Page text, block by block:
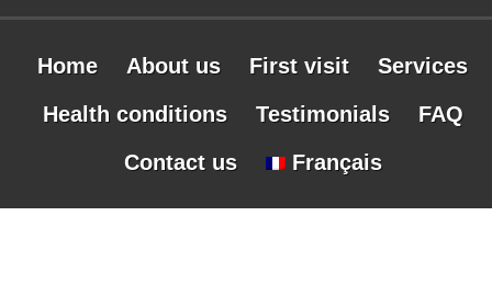
Home About us First visit
Services
Health conditions
Testimonials
FAQ
Contact us
Français